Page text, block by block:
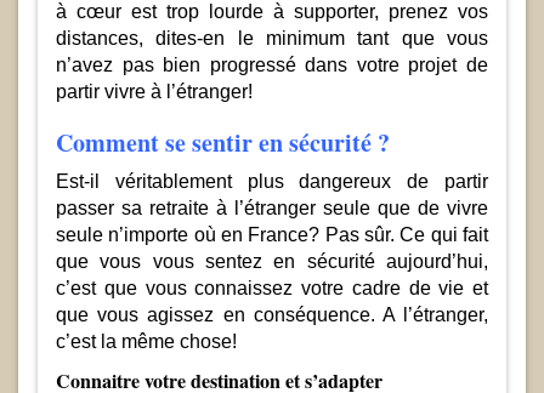
à cœur est trop lourde à supporter, prenez vos
distances, dites-en le minimum tant que vous
n’avez pas bien progressé dans votre projet de
partir vivre à l’étranger!
Comment se sentir en sécurité ?
Est-il véritablement plus dangereux de partir
passer sa retraite à l’étranger seule que de vivre
seule n’importe où en France? Pas sûr. Ce qui fait
que vous vous sentez en sécurité aujourd’hui,
c’est que vous connaissez votre cadre de vie et
que vous agissez en conséquence. A l’étranger,
c’est la même chose!
Connaitre votre destination et s’adapter